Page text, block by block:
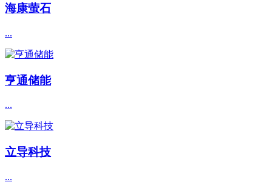
海康萤石
...
亨通储能
...
立导科技
...